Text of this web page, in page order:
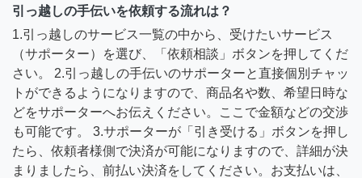
引っ越しの手伝いを依頼する流れは？
1.引っ越しのサービス一覧の中から、受けたいサービス
（サポーター）を選び、「依頼相談」ボタンを押してくだ
さい。 2.引っ越しの手伝いのサポーターと直接個別チャッ
トができるようになりますので、商品名や数、希望日時な
どをサポーターへお伝えください。ここで金額などの交渉
も可能です。 3.サポーターが「引き受ける」ボタンを押し
たら、依頼者様側で決済が可能になりますので、詳細が決
まりましたら、前払い決済をしてください。お支払いは、